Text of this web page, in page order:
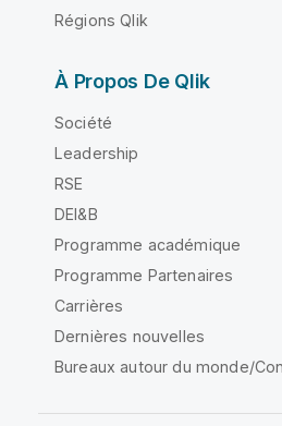
Régions Qlik
À Propos De Qlik
Société
Leadership
RSE
DEI&B
Programme académique
Programme Partenaires
Carrières
Dernières nouvelles
Bureaux autour du monde/